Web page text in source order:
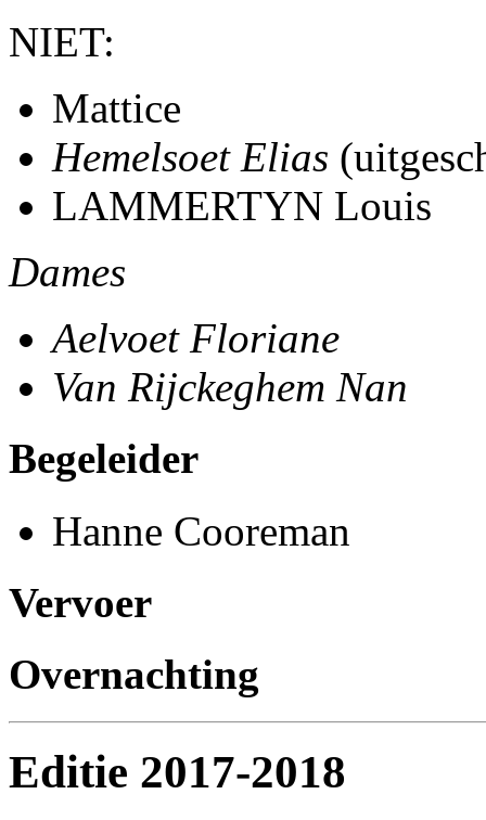
NIET:
Mattice
Hemelsoet Elias
LAMMERTYN Louis
Dames
Aelvoet Floriane
Van Rijckeghem Nan
Begeleider
Hanne Cooreman
Vervoer
Overnachting
Editie 2017-2018